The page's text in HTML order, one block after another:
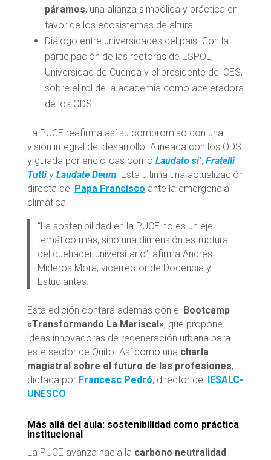
páramos, una alianza simbólica y práctica en
favor de los ecosistemas de altura.
Diálogo entre universidades del país. Con la
participación de las rectoras de ESPOL,
Universidad de Cuenca y el presidente del CES,
sobre el rol de la academia como aceleradora
de los ODS.
La PUCE reafirma así su compromiso con una
visión integral del desarrollo. Alineada con los ODS
y guiada por encíclicas como Laudato si’, Fratelli
Tuttiy Laudate Deum. Esta última una actualización
directa del Papa Francisco ante la emergencia
climática.
“La sostenibilidad en la PUCE no es un eje
temático más, sino una dimensión estructural
del quehacer universitario”, afirma Andrés
Mideros Mora, vicerrector de Docencia y
Estudiantes.
Esta edición contará además con el Bootcamp
«Transformando La Mariscal», que propone
ideas innovadoras de regeneración urbana para
este sector de Quito. Así como una charla
magistral sobre el futuro de las profesiones,
dictada por Francesc Pedró, director del
IESALC-
UNESCO.
Más allá del aula: sostenibilidad como práctica
institucional
La PUCE avanza hacia la carbono neutralidad